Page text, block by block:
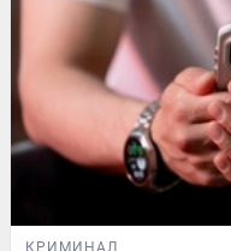
КРИМИНАЛ